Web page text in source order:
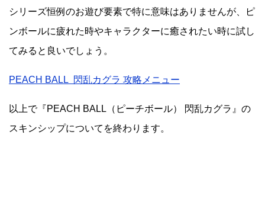
シリーズ恒例のお遊び要素で特に意味はありませんが、ピ
ンボールに疲れた時やキャラクターに癒されたい時に試し
てみると良いでしょう。
PEACH BALL 閃乱カグラ 攻略メニュー
以上で『PEACH BALL（ピーチボール） 閃乱カグラ』の
スキンシップについてを終わります。